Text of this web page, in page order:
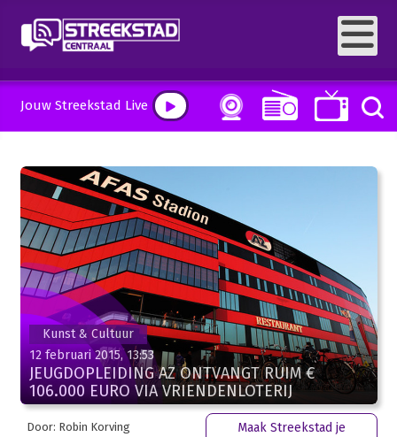
Jouw Streekstad Live
Kunst & Cultuur
12 februari 2015, 13:53
JEUGDOPLEIDING AZ ONTVANGT RUIM €
106.000 EURO VIA VRIENDENLOTERIJ
Door: Robin Korving
Maak Streekstad je